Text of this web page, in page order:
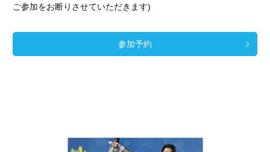
ご参加をお断りさせていただきます)
参加予約